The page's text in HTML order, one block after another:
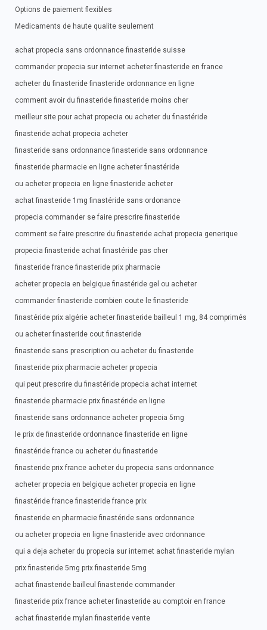
Options de paiement flexibles
Medicaments de haute qualite seulement
achat propecia sans ordonnance finasteride suisse
commander propecia sur internet acheter finasteride en france
acheter du finasteride finasteride ordonnance en ligne
comment avoir du finasteride finasteride moins cher
meilleur site pour achat propecia ou acheter du finastéride
finasteride achat propecia acheter
finasteride sans ordonnance finasteride sans ordonnance
finasteride pharmacie en ligne acheter finastéride
ou acheter propecia en ligne finasteride acheter
achat finasteride 1mg finastéride sans ordonance
propecia commander se faire prescrire finasteride
comment se faire prescrire du finasteride achat propecia generique
propecia finasteride achat finastéride pas cher
finasteride france finasteride prix pharmacie
acheter propecia en belgique finastéride gel ou acheter
commander finasteride combien coute le finasteride
finastéride prix algérie acheter finasteride bailleul 1 mg, 84 comprimés
ou acheter finasteride cout finasteride
finasteride sans prescription ou acheter du finasteride
finasteride prix pharmacie acheter propecia
qui peut prescrire du finastéride propecia achat internet
finasteride pharmacie prix finastéride en ligne
finasteride sans ordonnance acheter propecia 5mg
le prix de finasteride ordonnance finasteride en ligne
finastéride france ou acheter du finasteride
finasteride prix france acheter du propecia sans ordonnance
acheter propecia en belgique acheter propecia en ligne
finastéride france finasteride france prix
finasteride en pharmacie finastéride sans ordonnance
ou acheter propecia en ligne finasteride avec ordonnance
qui a deja acheter du propecia sur internet achat finasteride mylan
prix finasteride 5mg prix finasteride 5mg
achat finasteride bailleul finasteride commander
finasteride prix france acheter finasteride au comptoir en france
achat finasteride mylan finasteride vente